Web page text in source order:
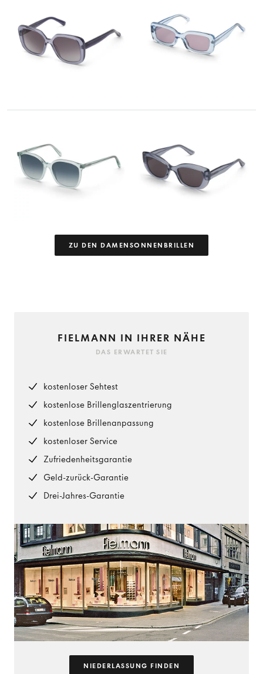
ZU DEN DAMENSONNENBRILLEN
FIELMANN IN IHRER NÄHE
DAS ERWARTET SIE
kostenloser Sehtest
kostenlose Brillenglaszentrierung
kostenlose Brillenanpassung
kostenloser Service
Zufriedenheitsgarantie
Geld-zurück-Garantie
Drei-Jahres-Garantie
NIEDERLASSUNG FINDEN